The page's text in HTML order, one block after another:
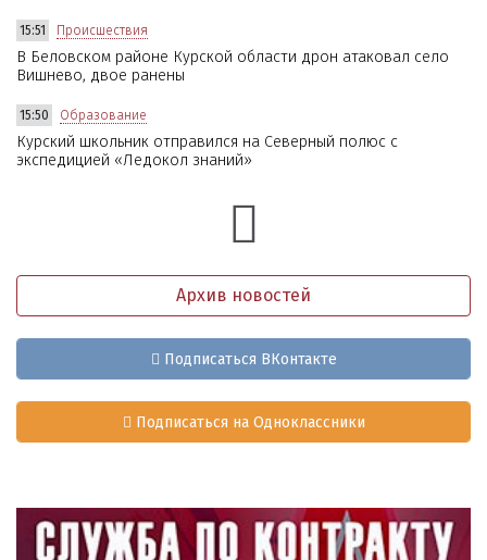
15:51 Происшествия
В Беловском районе Курской области дрон атаковал село
Вишнево, двое ранены
15:50 Образование
Курский школьник отправился на Северный полюс с
экспедицией «Ледокол знаний»
Архив новостей
Подписаться ВКонтакте
Подписаться на Одноклассники